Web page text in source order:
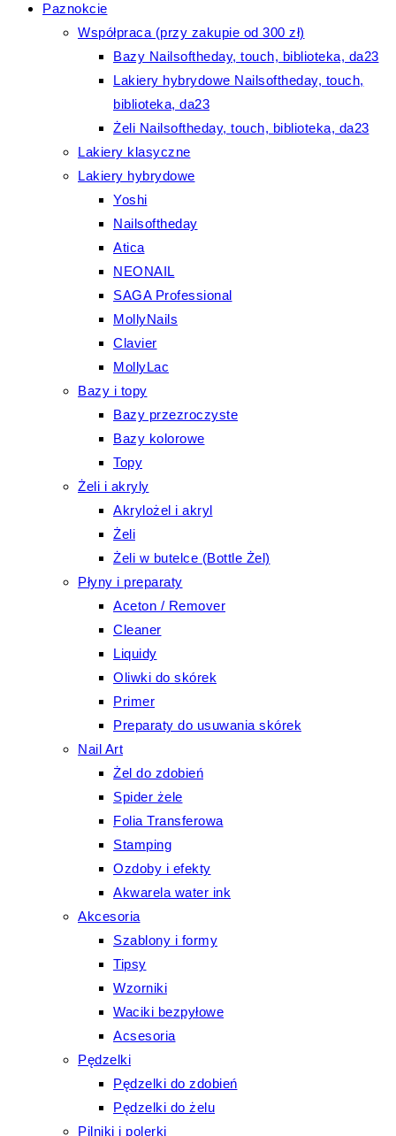
Paznokcie
Współpraca (przy zakupie od 300 zł)
Bazy Nailsoftheday, touch, biblioteka, da23
Lakiery hybrydowe Nailsoftheday, touch,
biblioteka, da23
Żeli Nailsoftheday, touch, biblioteka, da23
Lakiery klasyczne
Lakiery hybrydowe
Yoshi
Nailsoftheday
Atica
NEONAIL
SAGA Professional
MollyNails
Clavier
MollyLac
Bazy i topy
Bazy przezroczyste
Bazy kolorowe
Topy
Żeli i akryly
Akrylożel i akryl
Żeli
Żeli w butelce (Bottle Żel)
Płyny i preparaty
Aceton / Remover
Cleaner
Liquidy
Oliwki do skórek
Primer
Preparaty do usuwania skórek
Nail Art
Żel do zdobień
Spider żele
Folia Transferowa
Stamping
Ozdoby i efekty
Akwarela water ink
Akcesoria
Szablony i formy
Tipsy
Wzorniki
Waciki bezpyłowe
Acsesoria
Pędzelki
Pędzelki do zdobień
Pędzelki do żelu
Pilniki i polerki